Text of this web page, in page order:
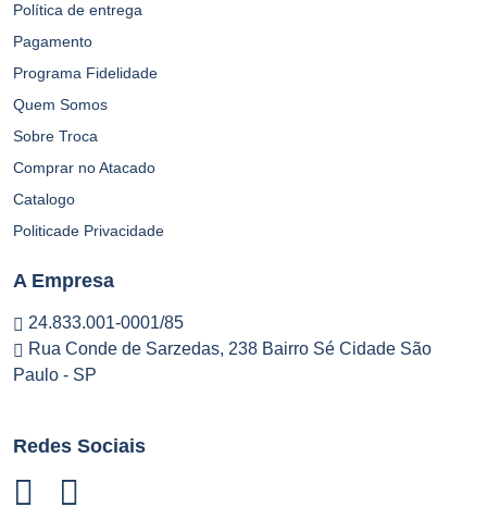
Política de entrega
Pagamento
Programa Fidelidade
Quem Somos
Sobre Troca
Comprar no Atacado
Catalogo
Politicade Privacidade
A Empresa
24.833.001-0001/85
Rua Conde de Sarzedas, 238 Bairro Sé Cidade São
Paulo - SP
Redes Sociais